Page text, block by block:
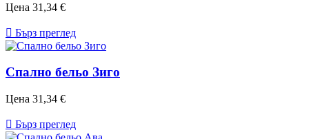
Цена 31,34 €
 Бърз преглед
Спално бельо Зиго
Цена 31,34 €
 Бърз преглед